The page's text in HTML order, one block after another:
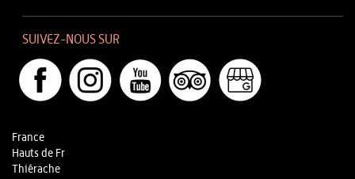
SUIVEZ-NOUS SUR
France
Hauts de Fr
Thiérache